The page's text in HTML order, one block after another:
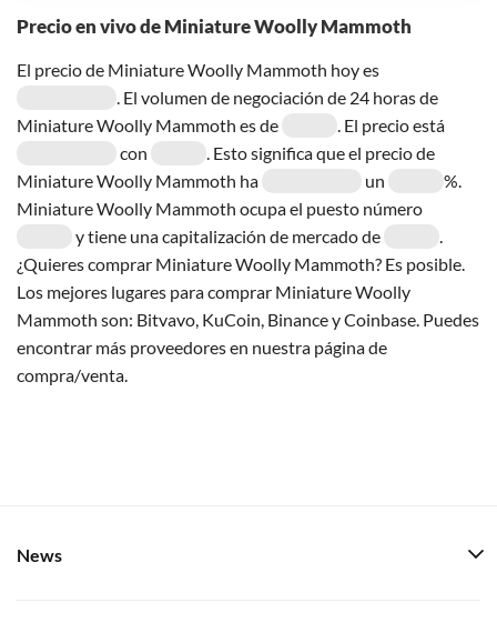
Precio en vivo de Miniature Woolly Mammoth
El precio de Miniature Woolly Mammoth hoy es
. El volumen de negociación de 24 horas de
Miniature Woolly Mammoth es de
. El precio está
con
. Esto significa que el precio de
Miniature Woolly Mammoth ha
un
%.
Miniature Woolly Mammoth ocupa el puesto número
y tiene una capitalización de mercado de
.
¿Quieres comprar Miniature Woolly Mammoth? Es posible.
Los mejores lugares para comprar Miniature Woolly
Mammoth son: Bitvavo, KuCoin, Binance y Coinbase. Puedes
encontrar más proveedores en nuestra página de
compra/venta.
News